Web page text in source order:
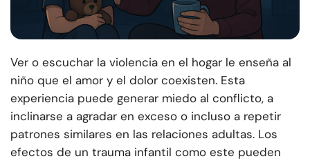
Ver o escuchar la violencia en el hogar le enseña al
niño que el amor y el dolor coexisten. Esta
experiencia puede generar miedo al conflicto, a
inclinarse a agradar en exceso o incluso a repetir
patrones similares en las relaciones adultas. Los
efectos de un trauma infantil como este pueden